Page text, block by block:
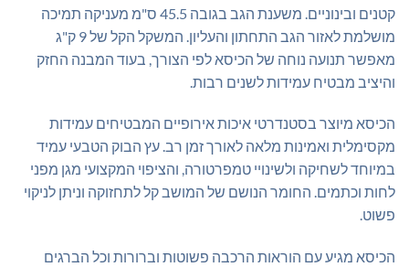
קטנים ובינוניים. משענת הגב בגובה 45.5 ס"מ מעניקה תמיכה
מושלמת לאזור הגב התחתון והעליון. המשקל הקל של 9 ק"ג
מאפשר תנועה נוחה של הכיסא לפי הצורך, בעוד המבנה החזק
והיציב מבטיח עמידות לשנים רבות.
הכיסא מיוצר בסטנדרטי איכות אירופיים המבטיחים עמידות
מקסימלית ואמינות מלאה לאורך זמן רב. עץ הבוק הטבעי עמיד
במיוחד לשחיקה ולשינויי טמפרטורה, והציפוי המקצועי מגן מפני
לחות וכתמים. החומר הנושם של המושב קל לתחזוקה וניתן לניקוי
פשוט.
הכיסא מגיע עם הוראות הרכבה פשוטות וברורות וכל הברגים